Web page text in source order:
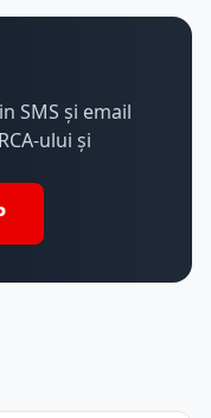
SMS și email
ului și